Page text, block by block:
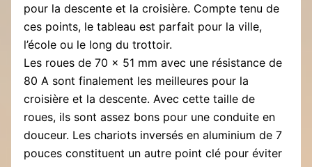
pour la descente et la croisière. Compte tenu de
ces points, le tableau est parfait pour la ville,
l’école ou le long du trottoir.
Les roues de 70 x 51 mm avec une résistance de
80 A sont finalement les meilleures pour la
croisière et la descente. Avec cette taille de
roues, ils sont assez bons pour une conduite en
douceur. Les chariots inversés en aluminium de 7
pouces constituent un autre point clé pour éviter